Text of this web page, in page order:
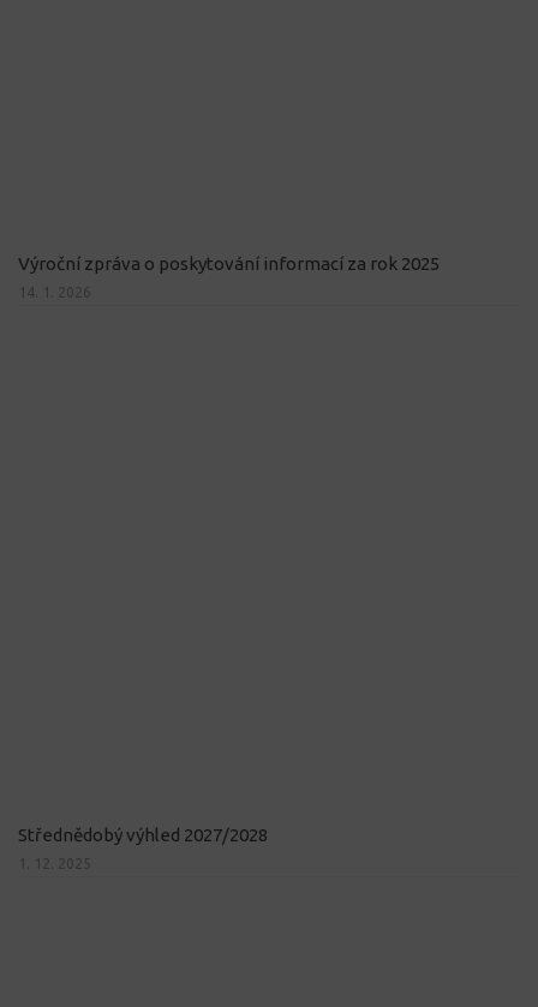
Výroční zpráva o poskytování informací za rok 2025
14. 1. 2026
Střednědobý výhled 2027/2028
1. 12. 2025